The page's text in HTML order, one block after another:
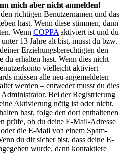
mich aber nicht anmelden!
richtigen Benutzernamen und das
hast. Wenn diese stimmen, dann
Wenn COPPA aktiviert ist und du
unter 13 Jahre alt bist, musst du bzw.
Erziehungsberechtigten den
du erhalten hast. Wenn dies nicht
vielleicht aktiviert
müssen alle neu angemeldeten
werden – entweder musst du dies
Administrator. Bei der Registrierung
Aktivierung nötig ist oder nicht.
hast, folge den dort enthaltenen
prüfe, ob du deine E-Mail-Adresse
die E-Mail von einem Spam-
du dir sicher bist, dass deine E-
wurde, dann kontaktiere